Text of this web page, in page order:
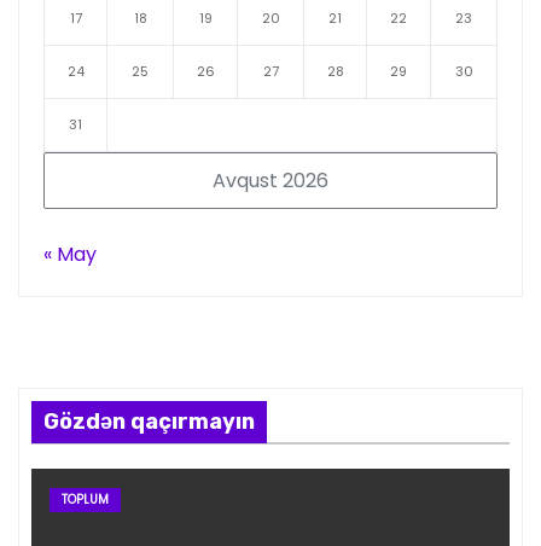
Avqust 2026
17 18 19 20 21 22 23
24 25 26 27 28 29 30
31
« May
Gözdən qaçırmayın
TOPLUM